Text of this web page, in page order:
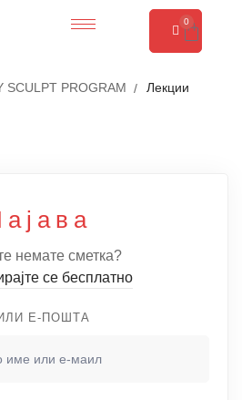
0
SCULPT PROGRAM
Лекции
немате сметка?
се бесплатно
Е-ПОШТА